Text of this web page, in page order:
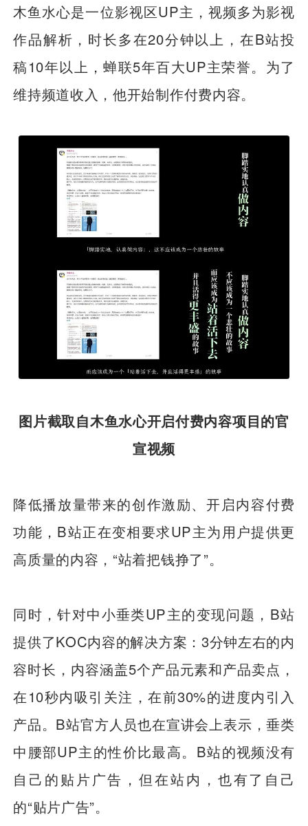
木鱼水心是一位影视区UP主，视频多为影视
作品解析，时长多在20分钟以上，在B站投
稿10年以上，蝉联5年百大UP主荣誉。为了
维持频道收入，他开始制作付费内容。
图片截取自木鱼水心开启付费内容项目的官
宣视频
降低播放量带来的创作激励、开启内容付费
功能，B站正在变相要求UP主为用户提供更
高质量的内容，“站着把钱挣了”。
同时，针对中小垂类UP主的变现问题，B站
提供了KOC内容的解决方案：3分钟左右的内
容时长，内容涵盖5个产品元素和产品卖点，
在10秒内吸引关注，在前30%的进度内引入
产品。B站官方人员也在宣讲会上表示，垂类
中腰部UP主的性价比最高。B站的视频没有
自己的贴片广告，但在站内，也有了自己
的“贴片广告”。